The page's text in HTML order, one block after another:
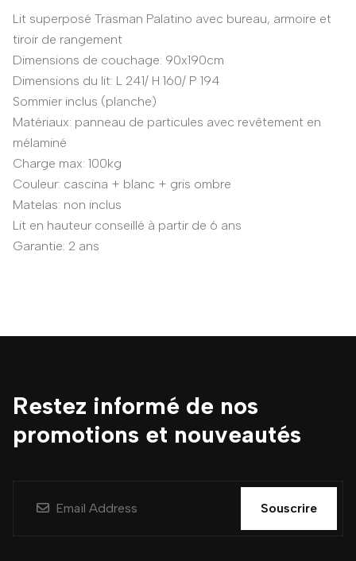
Lit superposé Trasman Palatino avec bureau, armoire et
tiroir de rangement
Dimensions de couchage: 90x190cm
Dimensions du lit: L 241/ H 160/ P 194
Sommier inclus (planche)
Matériaux: panneau de particules avec revêtement en
mélaminé
Charge max: 100kg
Couleur: cascina + blanc + gris ombre
Matelas: non inclus
Lit en hauteur conseillé à partir de 6 ans
Garantie: 2 ans
Restez informé de nos
promotions et nouveautés
Souscrire